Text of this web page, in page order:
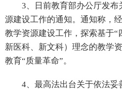
3、日前教育部办公厅发布
源建设工作的通知。通知称，
教学资源建设工作，探索基于“
新医科、新文科）理念的教学
教育“质量革命”。
4、最高法出台关于依法妥